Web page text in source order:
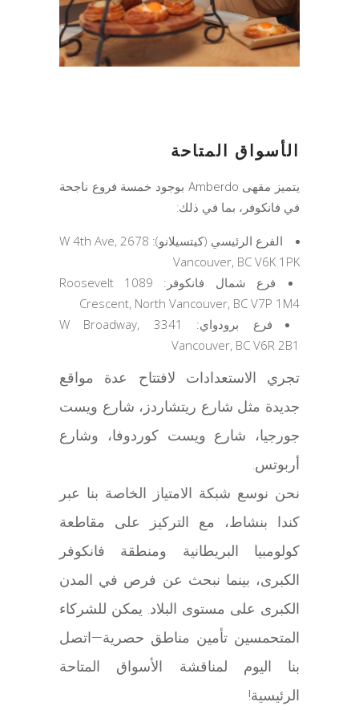
الأسواق المتاحة
يتميز مقهى Amberdo بوجود خمسة فروع ناجحة
في فانكوفر، بما في ذلك:
الفرع الرئيسي (كيتسيلانو): 2678 W 4th Ave,
Vancouver, BC V6K 1PK
فرع شمال فانكوفر: 1089 Roosevelt
Crescent, North Vancouver, BC V7P 1M4
فرع برودواي: 3341 W Broadway,
Vancouver, BC V6R 2B1
تجري الاستعدادات لافتتاح عدة مواقع
جديدة مثل شارع ريتشاردز، شارع ويست
جورجيا، شارع ويست كوردوفا، وشارع
أربوتس.
نحن نوسع شبكة الامتياز الخاصة بنا عبر
كندا بنشاط، مع التركيز على مقاطعة
كولومبيا البريطانية ومنطقة فانكوفر
الكبرى، بينما نبحث عن فرص في المدن
الكبرى على مستوى البلاد. يمكن للشركاء
المتحمسين تأمين مناطق حصرية—اتصل
بنا اليوم لمناقشة الأسواق المتاحة
الرئيسية!